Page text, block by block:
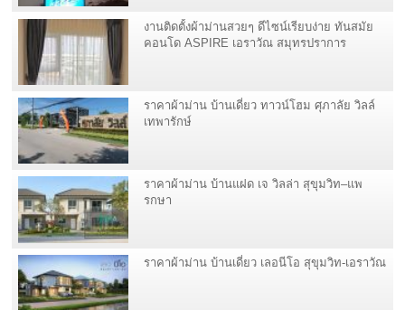
งานติดตั้งผ้าม่านสวยๆ ดีไซน์เรียบง่าย ทันสมัย
คอนโด ASPIRE เอราวัณ สมุทรปราการ
ราคาผ้าม่าน บ้านเดี่ยว ทาวน์โฮม ศุภาลัย วิลล์
เทพารักษ์
ราคาผ้าม่าน บ้านแฝด เจ วิลล่า สุขุมวิท–แพ
รกษา
ราคาผ้าม่าน บ้านเดี่ยว เลอนีโอ สุขุมวิท-เอราวัณ